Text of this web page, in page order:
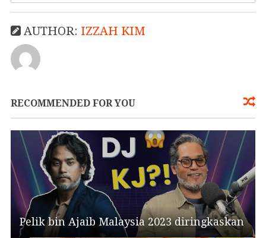
AUTHOR: IZZAH KIM
RECOMMENDED FOR YOU
Pelik bin Ajaib Malaysia 2023 diringkaskan